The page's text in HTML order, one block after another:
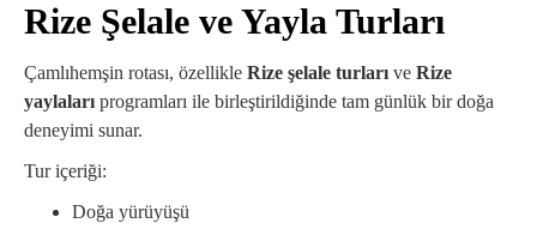
Rize Şelale ve Yayla Turları
Çamlıhemşin rotası, özellikle Rize şelale turları ve Rize
yaylaları programları ile birleştirildiğinde tam günlük bir doğa
deneyimi sunar.
Tur içeriği:
Doğa yürüyüşü